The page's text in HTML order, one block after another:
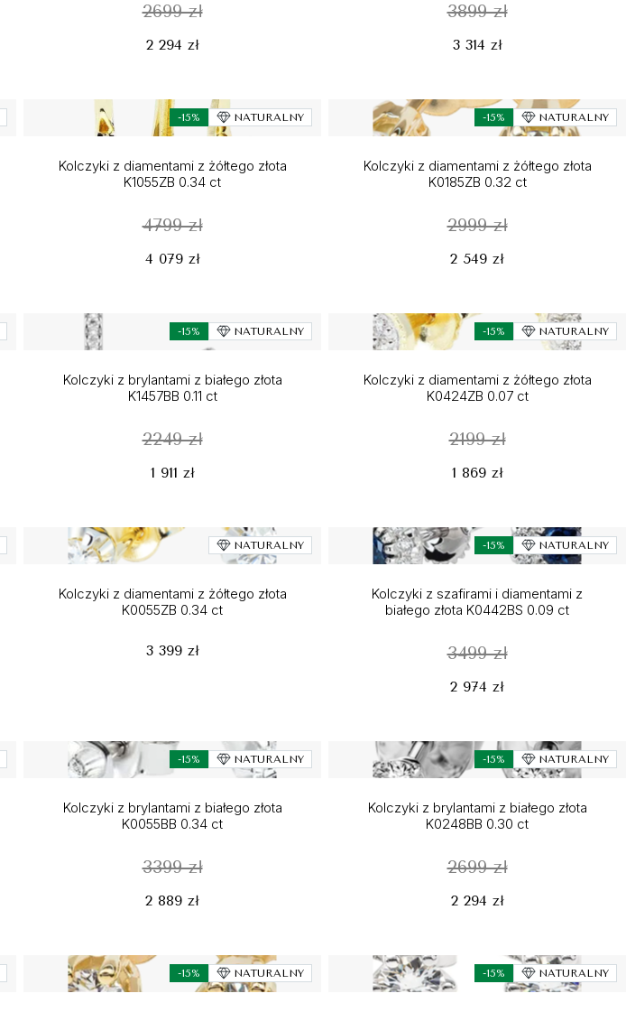
2699 zł
2 294 zł
3899 zł
3 314 zł
-15% NATURALNY
Kolczyki z diamentami z żółtego złota
K1055ZB 0.34 ct
4799 zł
4 079 zł
-15% NATURALNY
Kolczyki z diamentami z żółtego złota
K0185ZB 0.32 ct
2999 zł
2 549 zł
-15% NATURALNY
Kolczyki z brylantami z białego złota
K1457BB 0.11 ct
2249 zł
1 911 zł
-15% NATURALNY
Kolczyki z diamentami z żółtego złota
K0424ZB 0.07 ct
2199 zł
1 869 zł
NATURALNY
Kolczyki z diamentami z żółtego złota
K0055ZB 0.34 ct
3 399 zł
-15% NATURALNY
Kolczyki z szafirami i diamentami z
białego złota K0442BS 0.09 ct
3499 zł
2 974 zł
-15% NATURALNY
Kolczyki z brylantami z białego złota
K0055BB 0.34 ct
3399 zł
2 889 zł
-15% NATURALNY
Kolczyki z brylantami z białego złota
K0248BB 0.30 ct
2699 zł
2 294 zł
-15% NATURALNY -15% NATURALNY